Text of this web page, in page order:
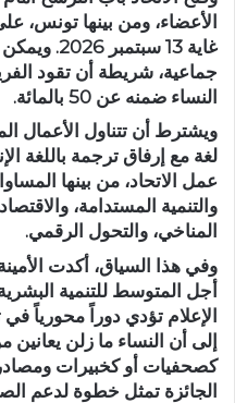
الأعضاء، ومن بينها تونس،
غاية 13
جماعية، شريطة أن تقود
النساء ضمنه عن 50 بالمائة.
ويشترط أن تتناول الأعمال
لغة مع إرفاق ترجمة باللغة
عمل الاتحاد، من بينها
والتنمية المستدامة،
المناخي، والتحول الرقمي.
وفي هذا السياق، أكدت
أجل المتوسط للتنمية
الإعلام تؤدي دوراً محورياً
إلى أن النساء ما زلن
كصحفيات أو كخبيرات
الجائزة تمثل خطوة لدعم